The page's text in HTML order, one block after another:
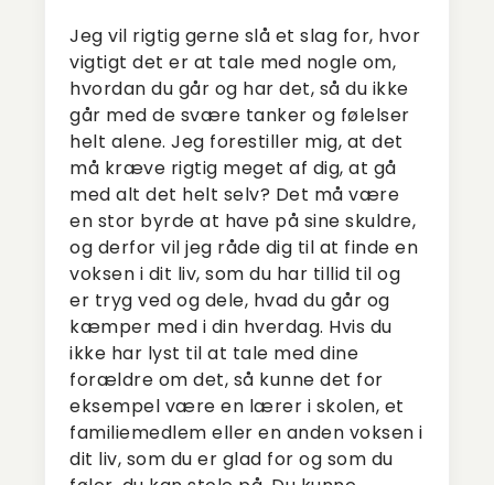
Jeg vil rigtig gerne slå et slag for, hvor
vigtigt det er at tale med nogle om,
hvordan du går og har det, så du ikke
går med de svære tanker og følelser
helt alene. Jeg forestiller mig, at det
må kræve rigtig meget af dig, at gå
med alt det helt selv? Det må være
en stor byrde at have på sine skuldre,
og derfor vil jeg råde dig til at finde en
voksen i dit liv, som du har tillid til og
er tryg ved og dele, hvad du går og
kæmper med i din hverdag. Hvis du
ikke har lyst til at tale med dine
forældre om det, så kunne det for
eksempel være en lærer i skolen, et
familiemedlem eller en anden voksen i
dit liv, som du er glad for og som du